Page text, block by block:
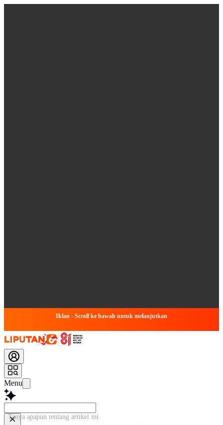
Iklan - Scroll ke bawah untuk melanjutkan
Menu
Tanya apapun tentang artike